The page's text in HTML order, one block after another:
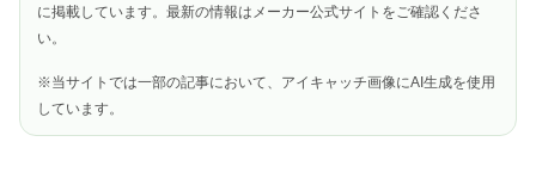
に掲載しています。最新の情報はメーカー公式サイトをご確認くださ
い。
※当サイトでは一部の記事において、アイキャッチ画像にAI生成を使用
しています。